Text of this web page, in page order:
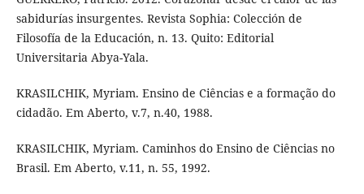
sabidurías insurgentes. Revista Sophia: Colección de
Filosofía de la Educación, n. 13. Quito: Editorial
Universitaria Abya-Yala.
KRASILCHIK, Myriam. Ensino de Ciências e a formação do
cidadão. Em Aberto, v.7, n.40, 1988.
KRASILCHIK, Myriam. Caminhos do Ensino de Ciências no
Brasil. Em Aberto, v.11, n. 55, 1992.